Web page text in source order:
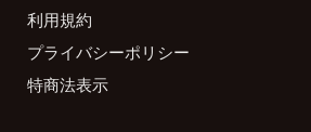
利用規約
プライバシーポリシー
特商法表示